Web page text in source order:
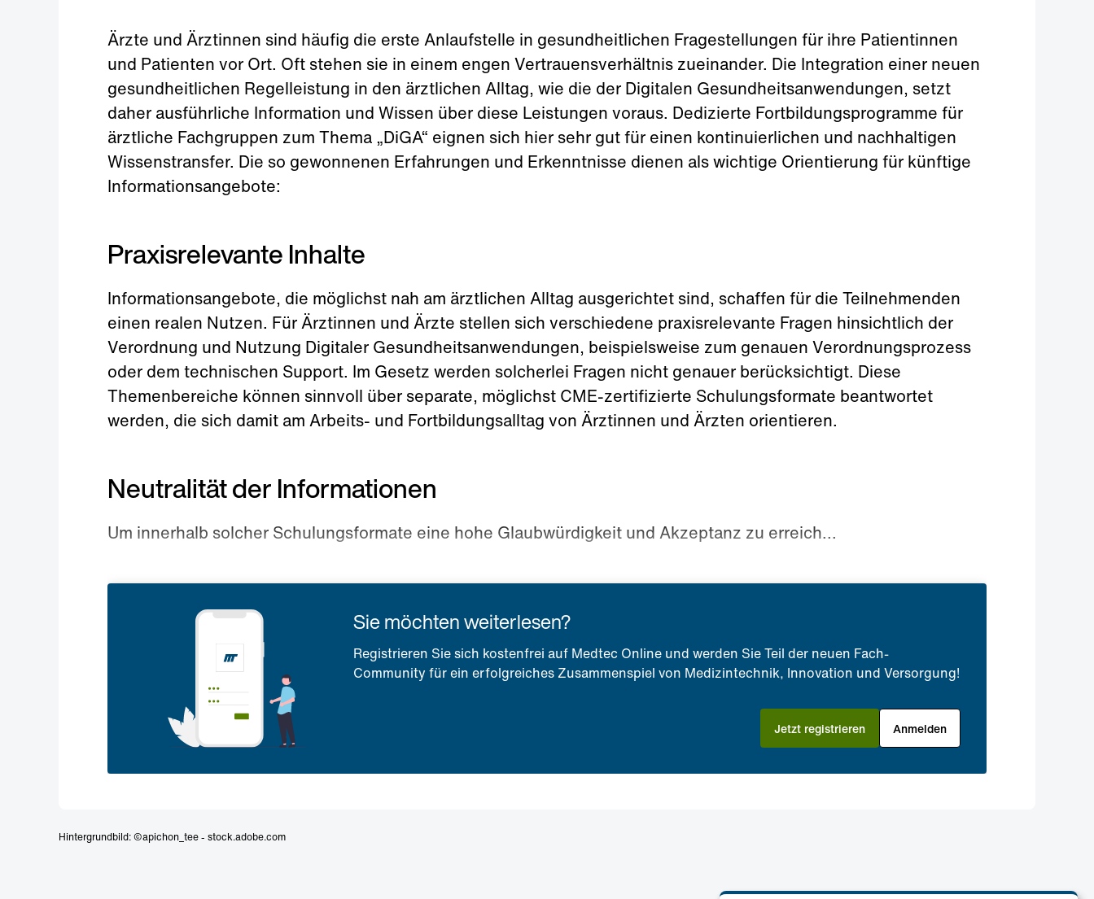
Ärzte und Ärztinnen sind häufig die erste Anlaufstelle in gesundheitlichen Fragestellungen für ihre Patientinnen
und Patienten vor Ort. Oft stehen sie in einem engen Vertrauensverhältnis zueinander. Die Integration einer neuen
gesundheitlichen Regelleistung in den ärztlichen Alltag, wie die der Digitalen Gesundheitsanwendungen, setzt
daher ausführliche Information und Wissen über diese Leistungen voraus. Dedizierte Fortbildungsprogramme für
ärztliche Fachgruppen zum Thema „DiGA“ eignen sich hier sehr gut für einen kontinuierlichen und nachhaltigen
Wissenstransfer. Die so gewonnenen Erfahrungen und Erkenntnisse dienen als wichtige Orientierung für künftige
Informationsangebote:
Praxisrelevante Inhalte
Informationsangebote, die möglichst nah am ärztlichen Alltag ausgerichtet sind, schaffen für die Teilnehmenden
einen realen Nutzen. Für Ärztinnen und Ärzte stellen sich verschiedene praxisrelevante Fragen hinsichtlich der
Verordnung und Nutzung Digitaler Gesundheitsanwendungen, beispielsweise zum genauen Verordnungsprozess
oder dem technischen Support. Im Gesetz werden solcherlei Fragen nicht genauer berücksichtigt. Diese
Themenbereiche können sinnvoll über separate, möglichst CME-zertifizierte Schulungsformate beantwortet
werden, die sich damit am Arbeits- und Fortbildungsalltag von Ärztinnen und Ärzten orientieren.
Neutralität der Informationen
Um innerhalb solcher Schulungsformate eine hohe Glaubwürdigkeit und Akzeptanz zu erreich...
Sie möchten weiterlesen?
Registrieren Sie sich kostenfrei auf Medtec Online und werden Sie Teil der neuen Fach-
Community für ein erfolgreiches Zusammenspiel von Medizintechnik, Innovation und Versorgung!
Jetzt registrieren Anmelden
Hintergrundbild: ©apichon_tee - stock.adobe.com